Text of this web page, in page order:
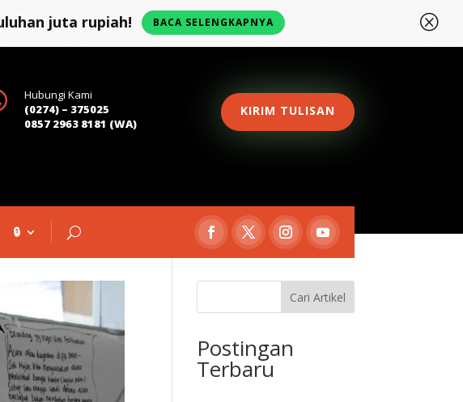
juta rupiah! BACA SELENGKAPNYA Q
Hubungi Kami
(0274) – 375025
0857 2963 8181 (WA)
KIRIM TULISAN
🔒
Cari Artikel
Postingan
Terbaru